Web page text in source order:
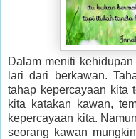
Dalam meniti
lari dari berkawan.
tahap kepercayaan kita
kita katakan kawan,
kepercayaan kita.
seorang kawan